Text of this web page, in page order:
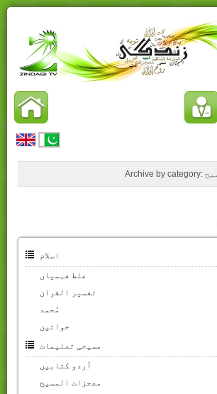
Archive by category:
اسلام
غلط فہمیاں
تفسیر القران
مُحمد
خواتین
مسیحی تعلیمات
اُردو کتابیں
معجزات المسیح